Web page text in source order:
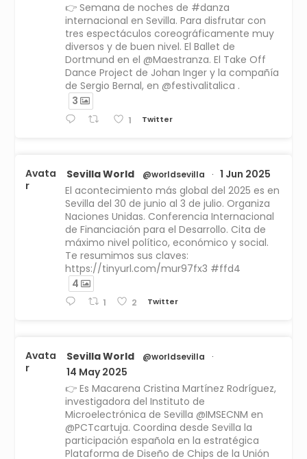
👉 Semana de noches de #danza
internacional en Sevilla. Para disfrutar con
tres espectáculos coreográficamente muy
diversos y de buen nivel. El Ballet de
Dortmund en el @Maestranza. El Take Off
Dance Project de Johan Inger y la compañía
de Sergio Bernal, en @festivalitalica .
3
1 Twitter
Avata
r
Sevilla World @worldsevilla ·
1 Jun 2025
El acontecimiento más global del 2025 es en
Sevilla del 30 de junio al 3 de julio. Organiza
Naciones Unidas. Conferencia Internacional
de Financiación para el Desarrollo. Cita de
máximo nivel político, económico y social.
Te resumimos sus claves:
https://tinyurl.com/mur97fx3 #ffd4
4
1 2 Twitter
Avata
r
Sevilla World @worldsevilla ·
14 May 2025
👉 Es Macarena Cristina Martínez Rodríguez,
investigadora del Instituto de
Microelectrónica de Sevilla @IMSECNM en
@PCTcartuja. Coordina desde Sevilla la
participación española en la estratégica
Plataforma de Diseño de Chips de la Unión